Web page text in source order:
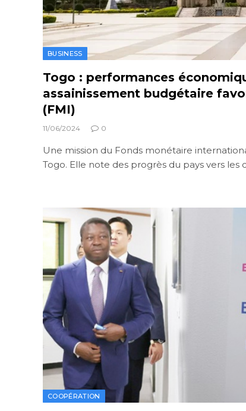
BUSINESS
Togo : performances
assainissement budgétaire
(FMI)
11/06/2024 0
Une mission du Fonds monétaire
Togo. Elle note des progrès du pays vers les
COOPÉRATION